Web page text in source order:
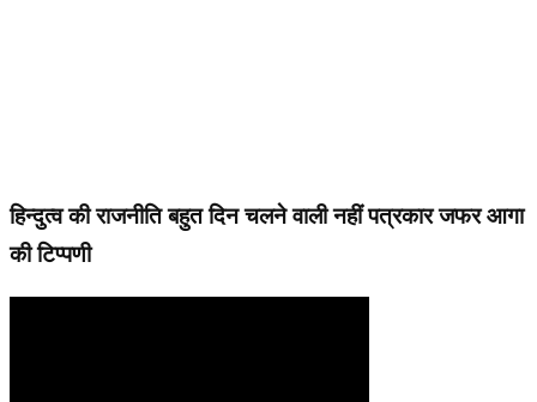
हिन्दुत्व की राजनीति बहुत दिन चलने वाली नहीं पत्रकार जफर आगा
की टिप्पणी